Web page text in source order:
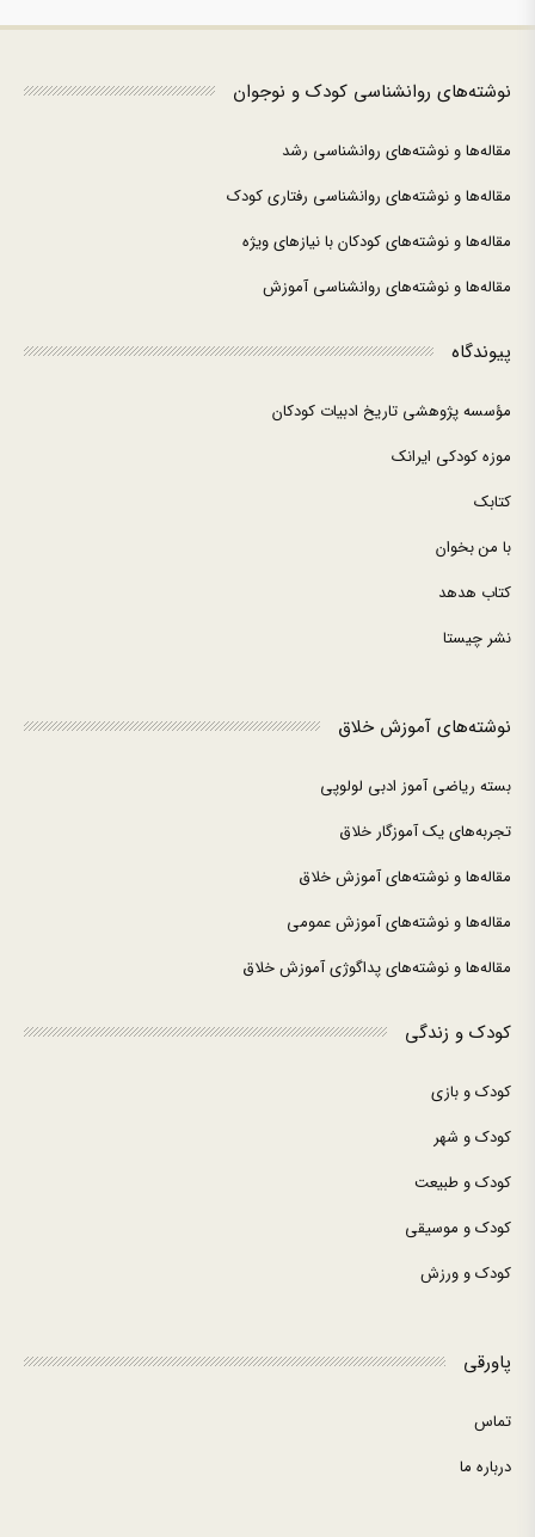
نوشته‌های روانشناسی کودک و نوجوان
مقاله‌ها و نوشته‌های روانشناسی رشد
مقاله‌ها و نوشته‌های روانشناسی رفتاری کودک
مقاله‌ها و نوشته‌های کودکان با نیازهای ویژه
مقاله‌ها و نوشته‌های روانشناسی آموزش
پیوندگاه
مؤسسه پژوهشی تاریخ ادبیات کودکان
موزه کودکی ایرانک
کتابک
با من بخوان
کتاب هدهد
نشر چیستا
نوشته‌های آموزش خلاق
بسته ریاضی آموز ادبی لولوپی
تجربه‌های یک آموزگار خلاق
مقاله‌ها و نوشته‌های آموزش خلاق
مقاله‌ها و نوشته‌های آموزش عمومی
مقاله‌ها و نوشته‌های پداگوژی آموزش خلاق
کودک و زندگی
کودک و بازی
کودک و شهر
کودک و طبیعت
کودک و موسیقی
کودک و ورزش
پاورقی
تماس
درباره ما